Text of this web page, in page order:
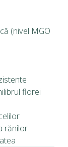
(nivel MGO
florei
rănilor